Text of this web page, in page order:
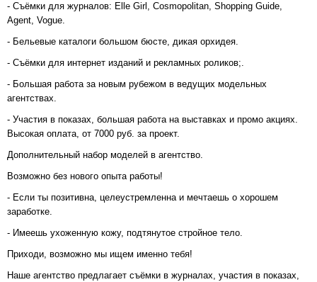
- Съёмки для журналов: Elle Girl, Cosmopolitan, Shopping Guide,
Agent, Vogue.
- Бельевые каталоги большом бюсте, дикая орхидея.
- Съёмки для интернет изданий и рекламных роликов;.
- Большая работа за новым рубежом в ведущих модельных
агентствах.
- Участия в показах, большая работа на выставках и промо акциях.
Высокая оплата, от 7000 руб. за проект.
Дополнительный набор моделей в агентство.
Возможно без нового опыта работы!
- Если ты позитивна, целеустремленна и мечтаешь о хорошем
заработке.
- Имеешь ухоженную кожу, подтянутое стройное тело.
Приходи, возможно мы ищем именно тебя!
Наше агентство предлагает съёмки в журналах, участия в показах,